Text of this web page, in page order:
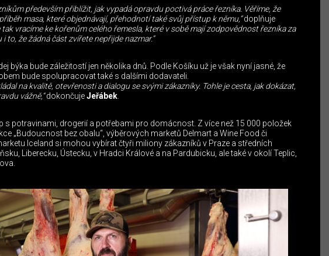
především přiblížit, jak vypadá opravdu poctivá práce řezníka. Věříme, že
masa, které objednávají, přehodnotí také svůj přístup k němu,“doplňuje
tak vracíme ke kořenům celého řemesla, které v sobě mají zodpovědnost řezníka za
to, že žádná část zvířete nepřijde nazmar.“
býka bude záležitostí jen několika dnů. Podle Košíku už je však nyní jasné, že
bude spolupracovat také s dalšími dodavateli.
na kvalitě, otevřenosti a dialogu se svými zákazníky. Tohle je cesta, jak dokázat,
vážně,“dokončujeJeřábek
s potravinami, drogerií a potřebami pro domácnost. Z více než 15 000 položek
„Budoucnost bez obalu“, výběrových marketů Delmart a Wine Food či
Iceland si mohou vybírat čtyři miliony zákazníků v Praze a středních
Liberecku, Ústecku, v Hradci Králové a na Pardubicku, ale také v okolí Teplic,